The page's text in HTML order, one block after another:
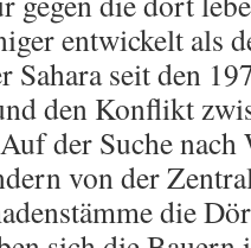
entwickelt als
Sahara seit den
den Konflikt
der Suche nach
von der
die